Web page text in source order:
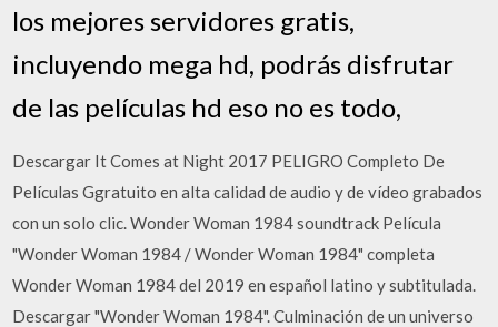
los mejores servidores gratis,
incluyendo mega hd, podrás disfrutar
de las películas hd eso no es todo,
Descargar It Comes at Night 2017 PELIGRO Completo De
Películas Ggratuito en alta calidad de audio y de vídeo grabados
con un solo clic. Wonder Woman 1984 soundtrack Película
"Wonder Woman 1984 / Wonder Woman 1984" completa
Wonder Woman 1984 del 2019 en español latino y subtitulada.
Descargar "Wonder Woman 1984". Culminación de un universo